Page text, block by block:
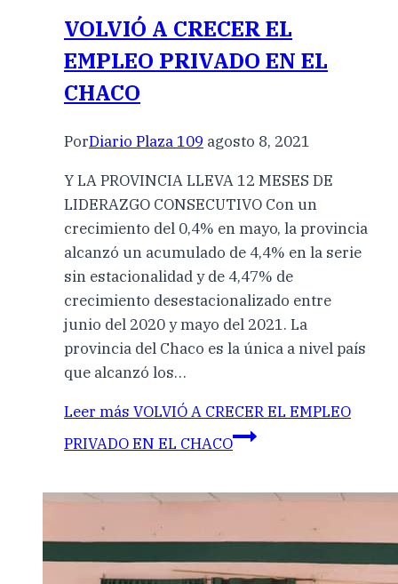
VOLVIÓ A CRECER EL
EMPLEO PRIVADO EN EL
CHACO
PorDiario Plaza 109 agosto 8, 2021
Y LA PROVINCIA LLEVA 12 MESES DE
LIDERAZGO CONSECUTIVO Con un
crecimiento del 0,4% en mayo, la provincia
alcanzó un acumulado de 4,4% en la serie
sin estacionalidad y de 4,47% de
crecimiento desestacionalizado entre
junio del 2020 y mayo del 2021. La
provincia del Chaco es la única a nivel país
que alcanzó los…
Leer más VOLVIÓ A CRECER EL EMPLEO
PRIVADO EN EL CHACO